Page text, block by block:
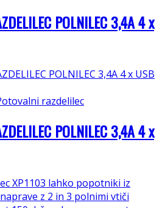
POLNILEC 3,4A 4 x
razdelilec
POLNILEC 3,4A 4 x
XP1103 lahko popotniki iz
z 2 in 3 polnimi vtiči